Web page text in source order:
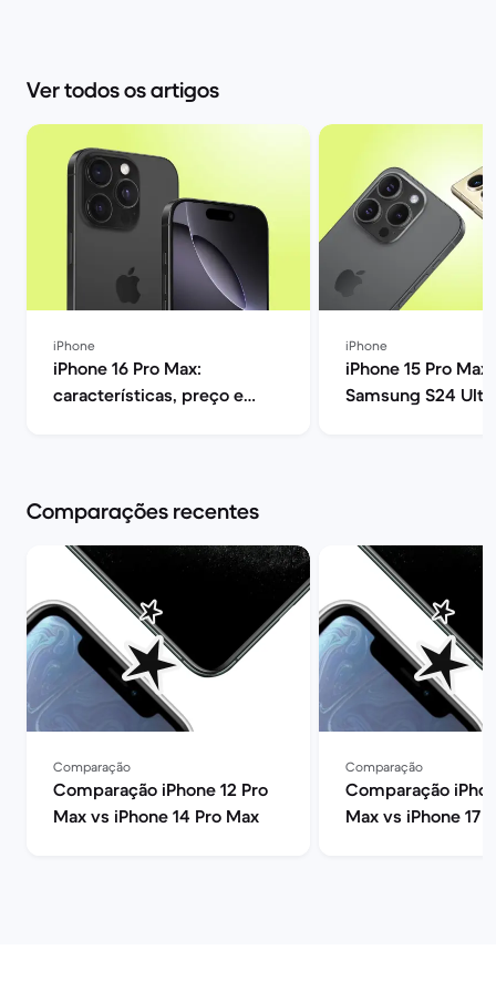
Ver todos os artigos
iPhone
iPhone 16 Pro Max:
características, preço e
iPhone
iPhone 15 Pro Max
Samsung S24
Comparações recentes
Comparação
Comparação iPhone 12 Pro
Max vs iPhone 14 Pro Max
Comparação
Comparação
Max vs iPhone 17